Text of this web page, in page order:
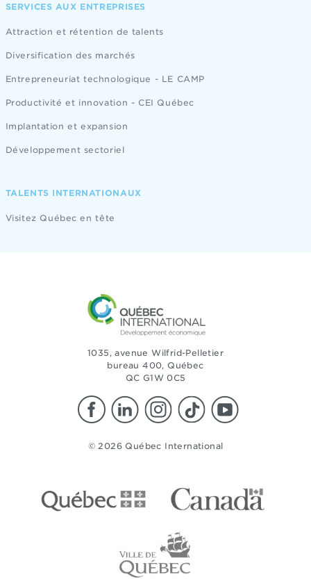
SERVICES AUX ENTREPRISES
Attraction et rétention de talents
Diversification des marchés
Entrepreneuriat technologique - LE CAMP
Productivité et innovation - CEI Québec
Implantation et expansion
Développement sectoriel
TALENTS INTERNATIONAUX
Visitez Québec en tête
1035, avenue Wilfrid-Pelletier
bureau 400, Québec
QC G1W 0C5
© 2026 Québec International